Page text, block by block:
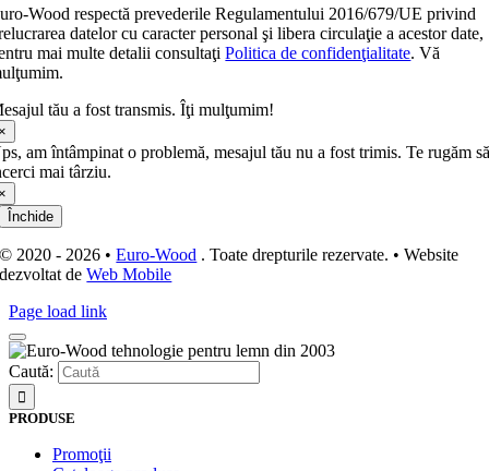
Wood respectă prevederile Regulamentului 2016/679/UE privind
datelor cu caracter personal şi libera circulaţie a acestor date,
mai multe detalii consultaţiPolitica de confidenţialitate. Vă
tău a fost transmis. Îţi mulţumim!
am întâmpinat o problemă, mesajul tău nu a fost trimis. Te rugăm
mai târziu.
Închide
© 2020 - 2026 •Euro-Wood . Toate drepturile rezervate. • Website
dezvoltat deWeb Mobile
Page load link
Caută:
PRODUSE
Promoţii